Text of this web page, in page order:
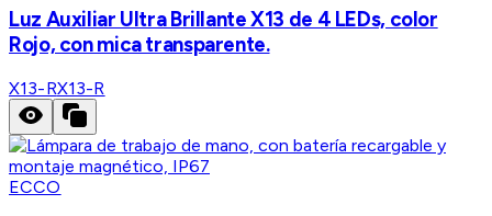
Luz Auxiliar Ultra Brillante X13 de 4 LEDs, color
Rojo, con mica transparente.
X13-RX13-R
ECCO